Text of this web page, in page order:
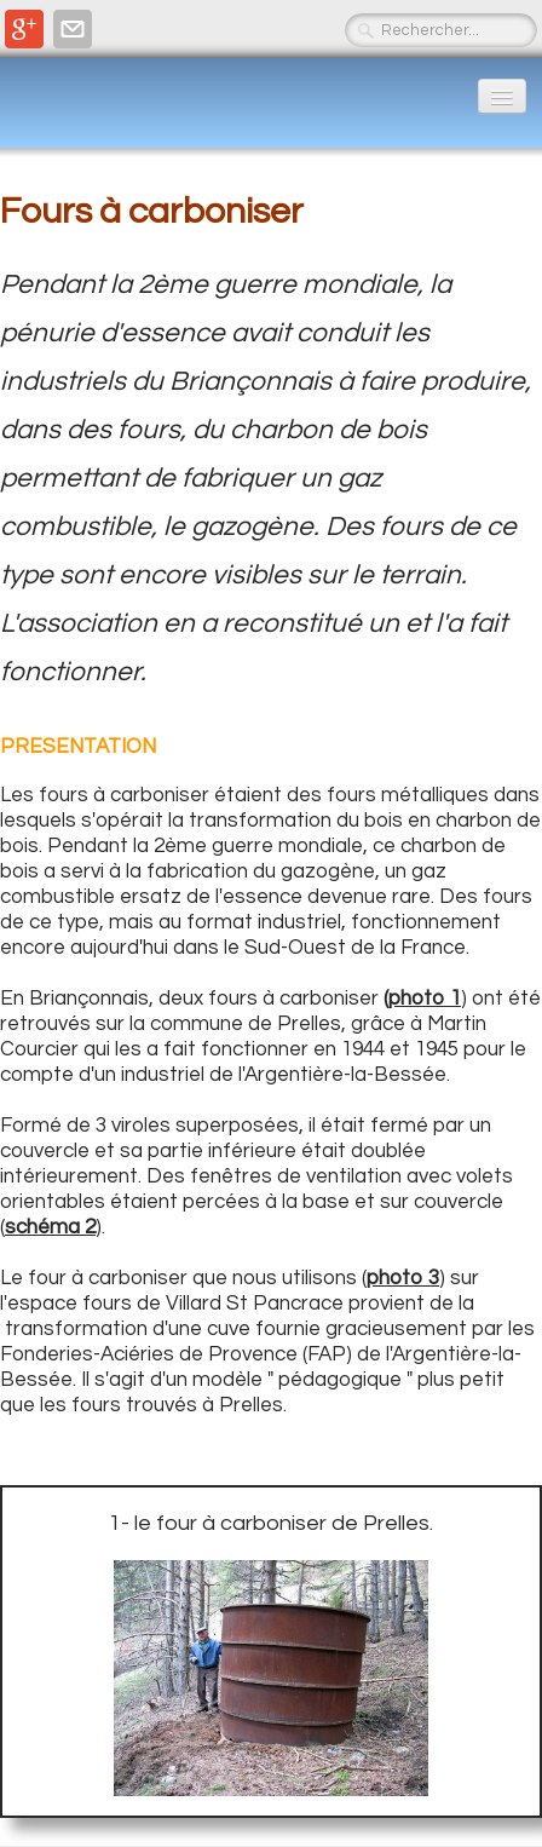
Accueil
Actualités▼
L'EAU ▼
PRODUCTIONS SGMB▼
Contacts et liens▼
Fours à carboniser
Pendant la 2ème guerre mondiale, la
pénurie d'essence avait conduit les
industriels du Briançonnais à faire produire,
dans des fours, du charbon de bois
permettant de fabriquer un gaz
combustible, le gazogène. Des fours de ce
type sont encore visibles sur le terrain.
L'association en a reconstitué un et l'a fait
fonctionner.
PRESENTATION
Les fours à carboniser étaient des fours métalliques dans
lesquels s'opérait la transformation du bois en charbon de
bois. Pendant la 2ème guerre mondiale, ce charbon de
bois a servi à la fabrication du gazogène, un gaz
combustible ersatz de l'essence devenue rare. Des fours
de ce type, mais au format industriel, fonctionnement
encore aujourd'hui dans le Sud-Ouest de la France.
En Briançonnais, deux fours à carboniser (photo 1 ) ont été
retrouvés sur la commune de Prelles, grâce à Martin
Courcier qui les a fait fonctionner en 1944 et 1945 pour le
compte d'un industriel de l'Argentière-la-Bessée.
Formé de 3 viroles superposées, il était fermé par un
couvercle et sa partie inférieure était doublée
intérieurement. Des fenêtres de ventilation avec volets
orientables étaient percées à la base et sur couvercle
(schéma 2).
Le four à carboniser que nous utilisons (photo 3) sur
l'espace fours de Villard St Pancrace provient de la
transformation d'une cuve fournie gracieusement par les
Fonderies-Aciéries de Provence (FAP) de l'Argentière-la-
Bessée. Il s'agit d'un modèle " pédagogique " plus petit
que les fours trouvés à Prelles.
1- le four à carboniser de Prelles.